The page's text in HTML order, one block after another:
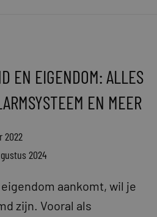
EN EIGENDOM: ALLES
EN MEER
2022
2024
aankomt, wil je
zijn. Vooral als